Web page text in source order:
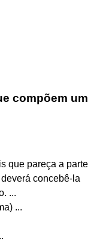
compõem um
que pareça a parte
concebê-la
...
...